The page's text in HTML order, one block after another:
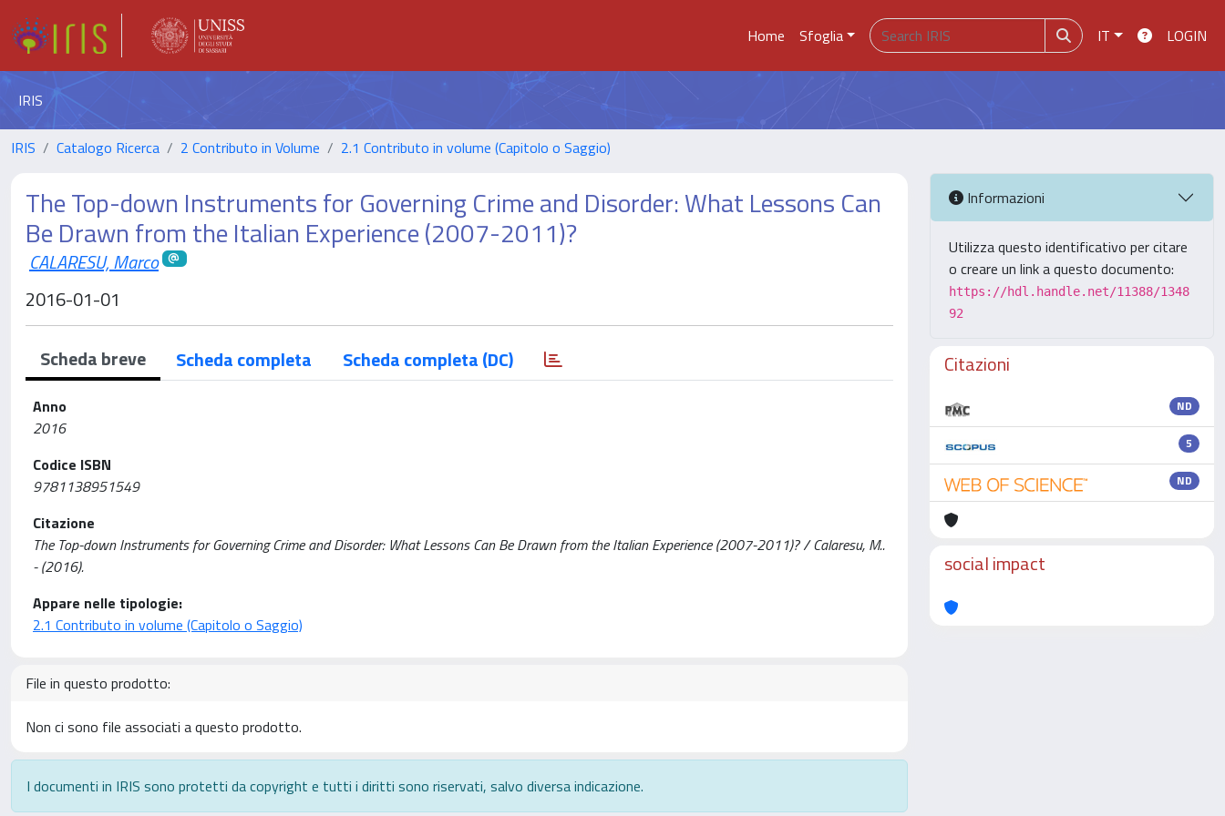
Home Sfoglia IT LOGIN
IRIS
IRIS Catalogo Ricerca 2 Contributo in Volume 2.1 Contributo in volume (Capitolo o Saggio)
The Top-down Instruments for Governing Crime and Disorder: What Lessons Can
Be Drawn from the Italian Experience (2007-2011)?
CALARESU, Marco
2016-01-01
Scheda breve Scheda completa Scheda completa (DC)
Anno
2016
Codice ISBN
9781138951549
Citazione
The Top-down Instruments for Governing Crime and Disorder: What Lessons Can Be Drawn from the Italian Experience (2007-2011)? / Calaresu, M..
- (2016).
Appare nelle tipologie:
2.1 Contributo in volume (Capitolo o Saggio)
File in questo prodotto:
Non ci sono file associati a questo prodotto.
I documenti in IRIS sono protetti da copyright e tutti i diritti sono riservati, salvo diversa indicazione.
Informazioni
Utilizza questo identificativo per citare
o creare un link a questo documento:
https://hdl.handle.net/11388/1348
92
Citazioni
ND
5
ND
social impact